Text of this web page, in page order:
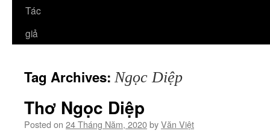
Tác
giả
Tag Archives: Ngọc Diệp
Thơ Ngọc Diệp
Posted on 24 Tháng Năm, 2020byVăn Việt